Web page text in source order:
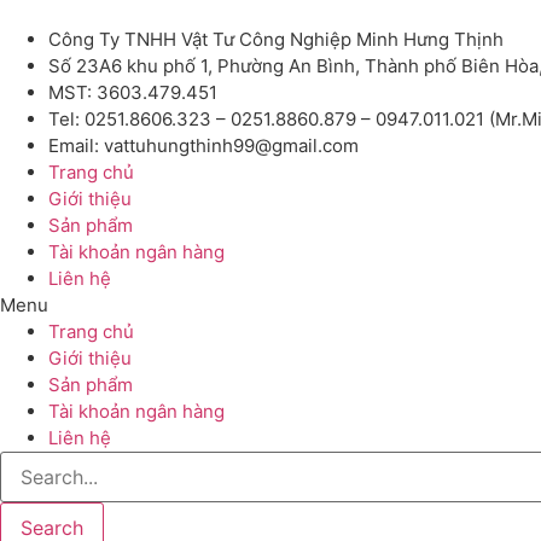
Công Ty TNHH Vật Tư Công Nghiệp Minh Hưng Thịnh
Số 23A6 khu phố 1, Phường An Bình, Thành phố Biên
MST: 3603.479.451
Tel: 0251.8606.323 – 0251.8860.879 – 0947.011.021
Email: vattuhungthinh99@gmail.com
Trang chủ
Giới thiệu
Sản phẩm
Tài khoản ngân hàng
Liên hệ
Menu
Trang chủ
Giới thiệu
Sản phẩm
Tài khoản ngân hàng
Liên hệ
Search